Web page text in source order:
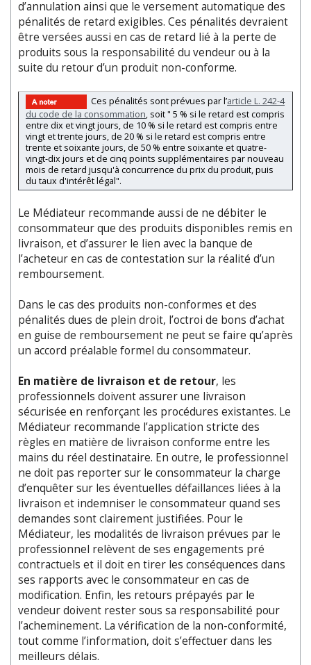
d’annulation ainsi que le versement automatique des
pénalités de retard exigibles. Ces pénalités devraient
être versées aussi en cas de retard lié à la perte de
produits sous la responsabilité du vendeur ou à la
suite du retour d’un produit non-conforme.
Ces pénalités sont prévues par l’article L. 242-4
du code de la consommation, soit " 5 % si le retard est compris
entre dix et vingt jours, de 10 % si le retard est compris entre
vingt et trente jours, de 20 % si le retard est compris entre
trente et soixante jours, de 50 % entre soixante et quatre-
vingt-dix jours et de cinq points supplémentaires par nouveau
mois de retard jusqu'à concurrence du prix du produit, puis
du taux d'intérêt légal".
Le Médiateur recommande aussi de ne débiter le
consommateur que des produits disponibles remis en
livraison, et d’assurer le lien avec la banque de
l’acheteur en cas de contestation sur la réalité d’un
remboursement.
Dans le cas des produits non-conformes et des
pénalités dues de plein droit, l’octroi de bons d’achat
en guise de remboursement ne peut se faire qu’après
un accord préalable formel du consommateur.
En matière de livraison et de retour, les
professionnels doivent assurer une livraison
sécurisée en renforçant les procédures existantes. Le
Médiateur recommande l’application stricte des
règles en matière de livraison conforme entre les
mains du réel destinataire. En outre, le professionnel
ne doit pas reporter sur le consommateur la charge
d’enquêter sur les éventuelles défaillances liées à la
livraison et indemniser le consommateur quand ses
demandes sont clairement justifiées. Pour le
Médiateur, les modalités de livraison prévues par le
professionnel relèvent de ses engagements pré
contractuels et il doit en tirer les conséquences dans
ses rapports avec le consommateur en cas de
modification. Enfin, les retours prépayés par le
vendeur doivent rester sous sa responsabilité pour
l’acheminement. La vérification de la non-conformité,
tout comme l’information, doit s’effectuer dans les
meilleurs délais.